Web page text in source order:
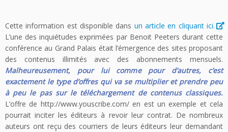
Cette information est disponible dans un article en cliquant ici.
L’une des inquiétudes exprimées par Benoit Peeters durant cette
conférence au Grand Palais était l’émergence des sites proposant
des contenus illimités avec des abonnements mensuels.
Malheureusement, pour lui comme pour d’autres, c’est
exactement le type d’offres qui va se multiplier et prendre peu
à peu le pas sur le téléchargement de contenus classiques.
L’offre de http://www.youscribe.com/ en est un exemple et cela
pourrait inciter les éditeurs à revoir leur contrat. De nombreux
auteurs ont reçu des courriers de leurs éditeurs leur demandant